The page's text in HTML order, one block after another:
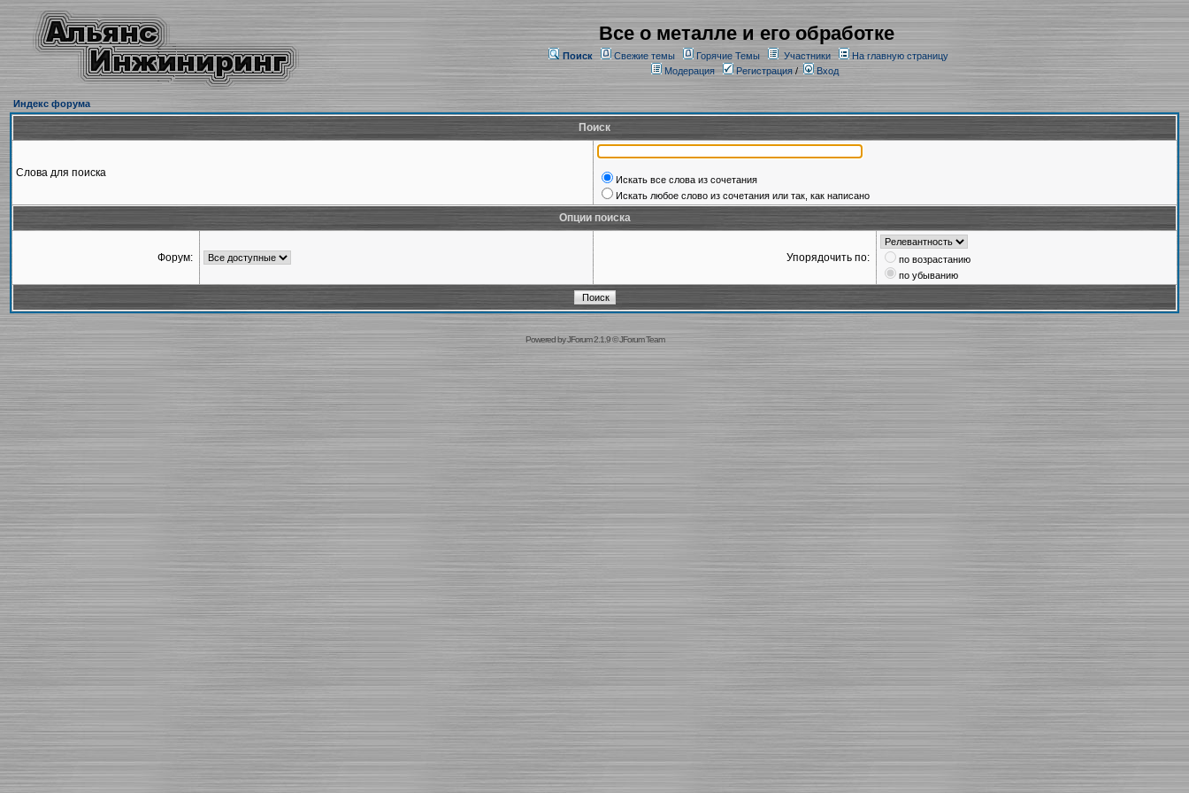
Все о металле и его обработке
Поиск Свежие темы Горячие Темы Участники
На главную страницу
Модерация
Регистрация/ Вход
Индекс форума
Поиск
Слова для поиска
Искать все слова из сочетания
Искать любое слово из сочетания или так, как написано
Опции поиска
Форум: Упорядочить по:
по возрастанию
по убыванию
Powered byJForum 2.1.9©JForum Team